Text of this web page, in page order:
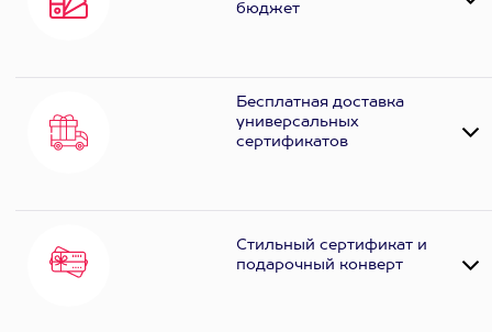
бюджет
Бесплатная доставка
универсальных
сертификатов
Стильный сертификат и
подарочный конверт